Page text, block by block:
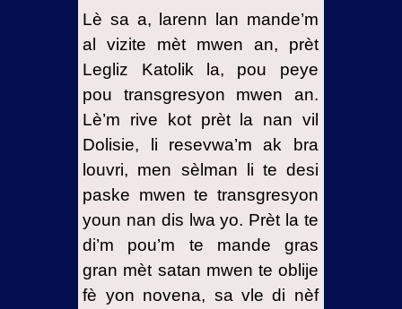
Lè sa a, larenn lan mande’m
al vizite mèt mwen an, prèt
Legliz Katolik la, pou peye
pou transgresyon mwen an.
Lè’m rive kot prèt la nan vil
Dolisie, li resevwa’m ak bra
louvri, men sèlman li te desi
paske mwen te transgresyon
youn nan dis lwa yo. Prèt la te
di’m pou’m te mande gras
gran mèt satan mwen te oblije
fè yon novena, sa vle di nèf